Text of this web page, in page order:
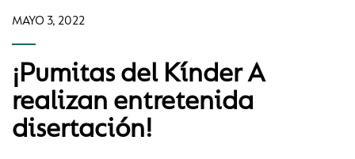
MAYO 3, 2022
¡Pumitas del Kínder A
realizan entretenida
disertación!